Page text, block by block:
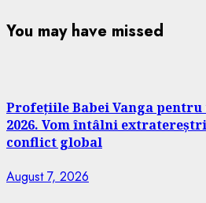
You may have missed
Profețiile Babei Vanga
2026. Vom întâlni
conflict global
August 7, 2026